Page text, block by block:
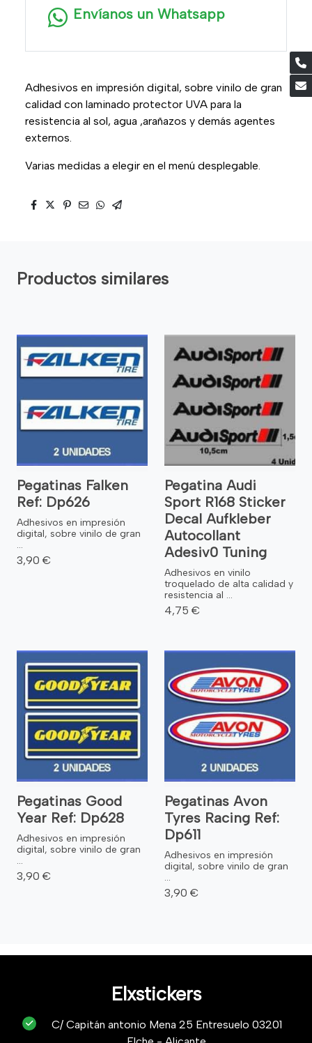
Envíanos un Whatsapp
Adhesivos en impresión digital, sobre vinilo de gran
calidad con laminado protector UVA para la
resistencia al sol, agua ,arañazos y demás agentes
externos.
Varias medidas a elegir en el menú desplegable.
Productos similares
Pegatinas Falken
Ref: Dp626
Adhesivos en impresión
digital, sobre vinilo de gran
...
3,90 €
Pegatina Audi
Sport R168 Sticker
Decal Aufkleber
Autocollant
Adesiv0 Tuning
Adhesivos en vinilo
troquelado de alta calidad y
resistencia al ...
4,75 €
Pegatinas Good
Year Ref: Dp628
Adhesivos en impresión
digital, sobre vinilo de gran
...
3,90 €
Pegatinas Avon
Tyres Racing Ref:
Dp611
Adhesivos en impresión
digital, sobre vinilo de gran
...
3,90 €
Elxstickers
C/ Capitán antonio Mena 25 Entresuelo 03201